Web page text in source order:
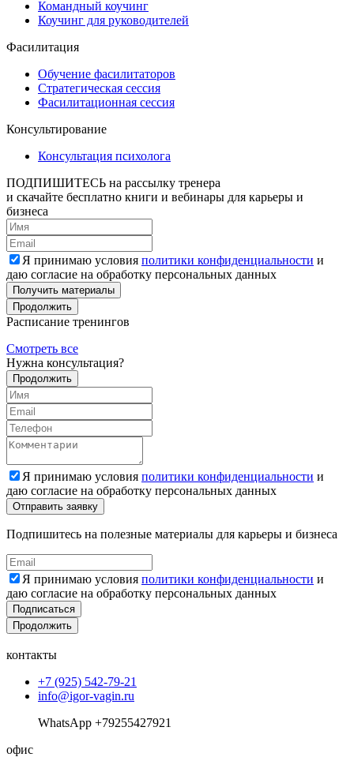
Командный коучинг
Коучинг для руководителей
Фасилитация
Обучение фасилитаторов
Стратегическая сессия
Фасилитационная сессия
Консультирование
Консультация психолога
ПОДПИШИТЕСЬ на рассылку тренера
и скачайте бесплатно книги и вебинары для карьеры и
бизнеса
Я принимаю условия политики конфиденциальности и
даю согласие на обработку персональных данных
Получить материалы
Продолжить
Расписание тренингов
Смотреть все
Нужна консультация?
Продолжить
Я принимаю условия политики конфиденциальности и
даю согласие на обработку персональных данных
Подпишитесь на полезные материалы для карьеры и бизнеса
Я принимаю условия политики конфиденциальности и
даю согласие на обработку персональных данных
Подписаться
Продолжить
контакты
+7 (925) 542-79-21
info@igor-vagin.ru
WhatsApp +79255427921
офис